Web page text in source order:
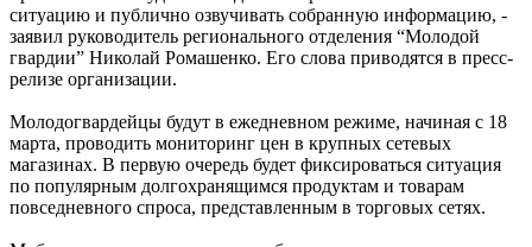
ситуацию и публично озвучивать собранную информацию, -
заявил руководитель регионального отделения “Молодой
гвардии” Николай Ромашенко. Его слова приводятся в пресс-
релизе организации.
Молодогвардейцы будут в ежедневном режиме, начиная с 18
марта, проводить мониторинг цен в крупных сетевых
магазинах. В первую очередь будет фиксироваться ситуация
по популярным долгохранящимся продуктам и товарам
повседневного спроса, представленным в торговых сетях.